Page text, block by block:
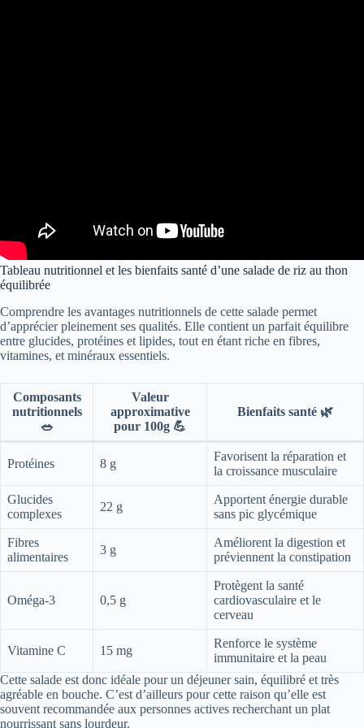
Tableau nutritionnel et les bienfaits santé d’une salade de riz au thon
équilibrée
Comprendre les avantages nutritionnels de cette salade permet
d’apprécier pleinement ses qualités. Elle contient un parfait équilibre
entre glucides, protéines et lipides, tout en étant riche en fibres,
vitamines, et minéraux essentiels.
Composants
nutritionnels
🥗
Valeur
approximative
pour 100g 💪
Bienfaits santé 🌿
Protéines 8 g
Favorisent la réparation et
la croissance musculaire
Glucides
complexes
22 g
Apportent énergie durable
sans pic glycémique
Fibres
alimentaires
3 g
Améliorent la digestion et
préviennent la constipation
Oméga-3 0,5 g
Protègent la santé
cardiovasculaire et le
cerveau
Vitamine C 15 mg
Renforce le système
immunitaire et la peau
Cette salade est donc idéale pour un déjeuner sain, équilibré et très
agréable en bouche. C’est d’ailleurs pour cette raison qu’elle est
souvent recommandée aux personnes actives recherchant un plat
nourrissant sans lourdeur.